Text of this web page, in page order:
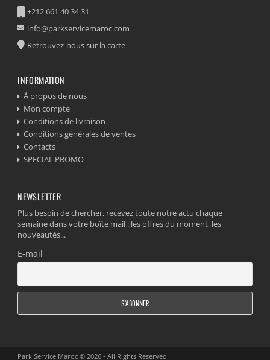
+212 661 40 34 31
info@parkservicemaroc.com
Retrouvez-nous sur la carte
INFORMATION
À propos de nous
Mon compte
Conditions de livraison
Conditions générales de ventes
Contacts
SPECIAL PROMO
NEWSLETTER
Plus besoin de chercher, recevez toute notre actu chaque
semaine dans votre boîte mail : les offres du moment, les
nouveautés...
E-mail
Park Service Maroc © 2026 - All Rights Reserved